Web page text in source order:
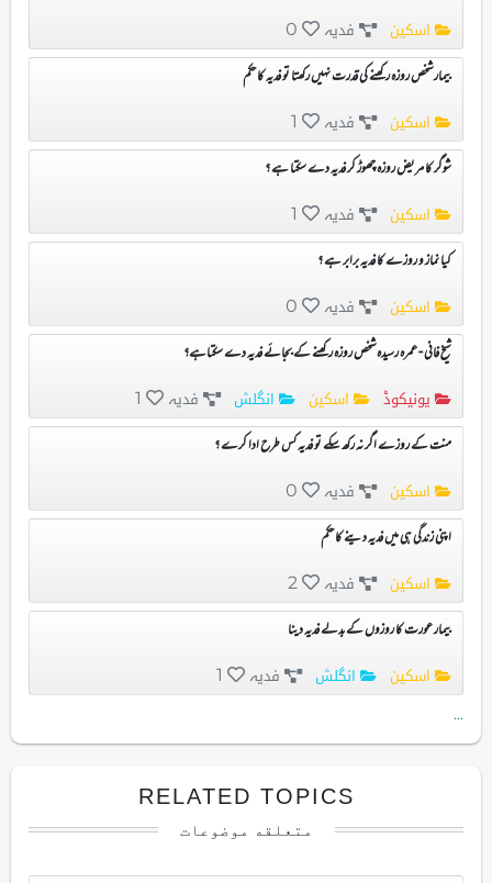
اسکین فدیہ 0
بیمار شخص روزہ رکھنے کی قدرت نہیں رکھتا تو فدیہ کا حکم
اسکین فدیہ 1
شوگر کا مریض روزہ چھوڑ کر فدیہ دے سکتا ہے ؟
اسکین فدیہ 1
کیا نماز و روزے کا فدیہ برابر ہے ؟
اسکین فدیہ 0
شیخ فانی - عمرہ رسیدہ شخص روزہ رکھنے کے بجائے فدیہ دے سکتاہے؟
یونیکوڈ اسکین انگلش فدیہ 1
منت کے روزے اگر نہ رکھ سکے تو فدیہ کس طرح ادا کرے ؟
اسکین فدیہ 0
اپنی زندگی ہی میں فدیہ دینے کا حکم
اسکین فدیہ 2
بیمار عورت کا روزوں کے بدلے فدیہ دینا
اسکین انگلش فدیہ 1
...
RELATED TOPICS
متعلقه موضوعات